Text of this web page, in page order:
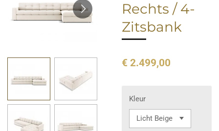
Rechts / 4-
Zitsbank
€ 2.499,00
Kleur